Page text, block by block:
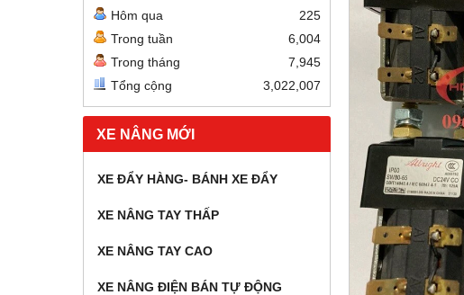
Hôm qua
225
Trong tuần
6,004
Trong tháng
7,945
Tổng cộng
3,022,007
XE NÂNG MỚI
XE ĐẨY HÀNG- BÁNH XE ĐẨY
XE NÂNG TAY THẤP
XE NÂNG TAY CAO
XE NÂNG ĐIỆN BÁN TỰ ĐỘNG